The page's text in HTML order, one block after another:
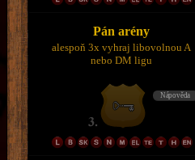
Pán arény
alespoň 3x vyhraj libovolnou A
nebo DM ligu